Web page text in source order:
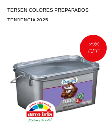
TERSEN COLORES PREPARADOS
TENDENCIA 2025
20%
OFF